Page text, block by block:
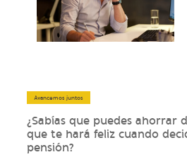
Avancemos juntos
¿Sabías que puedes ahorrar
que te hará feliz cuando
pensión?